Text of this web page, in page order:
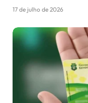
17 de julho de 2026